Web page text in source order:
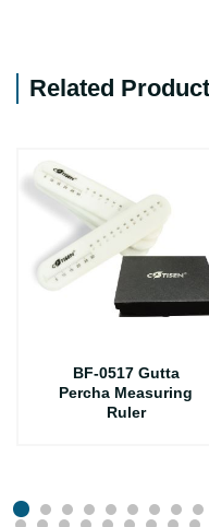
Related
BF-0517 Gutta
Percha Measuring
Ruler